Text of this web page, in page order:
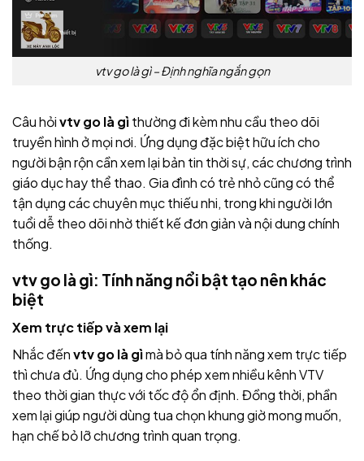
vtv go là gì – Định nghĩa ngắn gọn
Câu hỏivtv go là gìthường đi kèm nhu cầu theo dõi
truyền hình ở mọi nơi. Ứng dụng đặc biệt hữu ích cho
người bận rộn cần xem lại bản tin thời sự, các chương trình
giáo dục hay thể thao. Gia đình có trẻ nhỏ cũng có thể
tận dụng các chuyên mục thiếu nhi, trong khi người lớn
tuổi dễ theo dõi nhờ thiết kế đơn giản và nội dung chính
thống.
vtv go là gì: Tính năng nổi bật tạo nên khác
biệt
Xem trực tiếp và xem lại
Nhắc đếnvtv go là gìmà bỏ qua tính năng xem trực tiếp
thì chưa đủ. Ứng dụng cho phép xem nhiều kênh VTV
theo thời gian thực với tốc độ ổn định. Đồng thời, phần
xem lại giúp người dùng tua chọn khung giờ mong muốn,
hạn chế bỏ lỡ chương trình quan trọng.